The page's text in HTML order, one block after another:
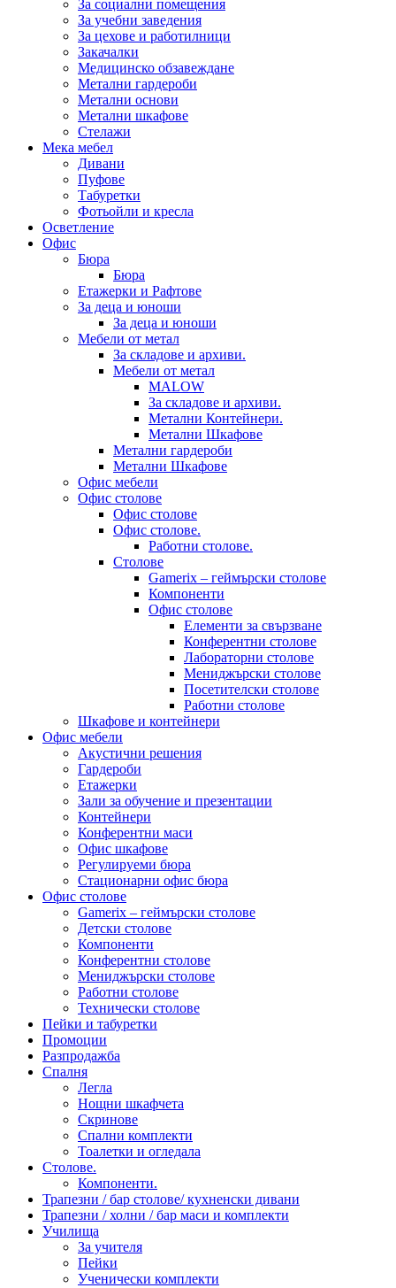
За социални помещения
За учебни заведения
За цехове и работилници
Закачалки
Медицинско обзавеждане
Метални гардероби
Метални основи
Метални шкафове
Стелажи
Мека мебел
Дивани
Пуфове
Табуретки
Фотьойли и кресла
Осветление
Офис
Бюра
Бюра
Етажерки и Рафтове
За деца и юноши
За деца и юноши
Мебели от метал
За складове и архиви.
Мебели от метал
MALOW
За складове и архиви.
Метални Контейнери.
Метални Шкафове
Метални гардероби
Метални Шкафове
Офис мебели
Офис столове
Офис столове
Офис столове.
Работни столове.
Столове
Gamerix – геймърски столове
Компоненти
Офис столове
Елементи за свързване
Конферентни столове
Лабораторни столове
Мениджърски столове
Посетителски столове
Работни столове
Шкафове и контейнери
Офис мебели
Акустични решения
Гардероби
Етажерки
Зали за обучение и презентации
Контейнери
Конферентни маси
Офис шкафове
Регулируеми бюра
Стационарни офис бюра
Офис столове
Gamerix – геймърски столове
Детски столове
Компоненти
Конферентни столове
Мениджърски столове
Работни столове
Технически столове
Пейки и табуретки
Промоции
Разпродажба
Спалня
Легла
Нощни шкафчета
Скринове
Спални комплекти
Тоалетки и огледала
Столове.
Компоненти.
Трапезни / бар столове/ кухненски дивани
Трапезни / холни / бар маси и комплекти
Училища
За учителя
Пейки
Ученически комплекти